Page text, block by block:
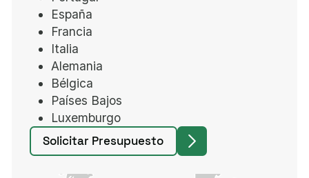
España
Francia
Italia
Alemania
Bélgica
Países Bajos
Luxemburgo
Solicitar Presupuesto